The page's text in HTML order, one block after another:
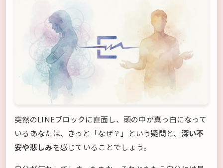
突然のLINEブロックに直面し、頭の中が真っ白になって
いるあなたは、きっと「なぜ？」という疑問と、 深い不
安や悲しみを感じていることでしょう。